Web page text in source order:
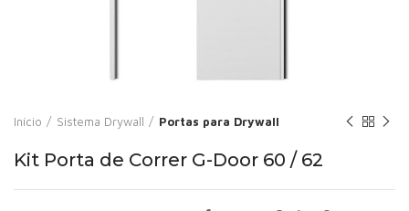
Início Sistema Drywall Portas para Drywall
Kit Porta de Correr G-Door 60 / 62